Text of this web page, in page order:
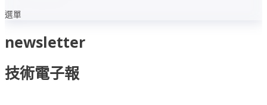
選單
newsletter
技術電子報